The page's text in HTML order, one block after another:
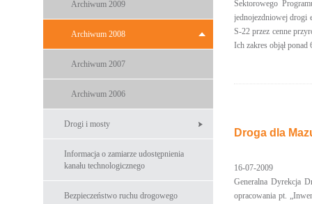
Archiwum 2009
Archiwum 2008
Archiwum 2007
Archiwum 2006
Drogi i mosty
Informacja o zamiarze udostępnienia
kanału technologicznego
Bezpieczeństwo ruchu drogowego
Sektorowego
jednojezdniowej drogi
S-22 przez cenne
Ich zakres objął
Droga dla
16-07-2009
Generalna Dyrekcja
opracowania pt.